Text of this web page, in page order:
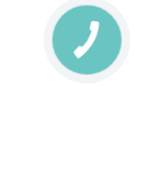
КНОПКА
ЗВ'ЯЗКУ